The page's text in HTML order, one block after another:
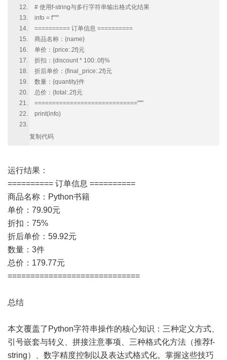
# 使用f-string与多行字符串输出格式化结果
info = f"""
========== 订单信息 ==========
商品名称：{name}
单价：{price:.2f}元
折扣：{discount * 100:.0f}%
折后单价：{final_price:.2f}元
数量：{quantity}件
总价：{total:.2f}元
============================="""
print(info)
复制代码
运行结果：
========== 订单信息 ==========
商品名称：Python书籍
单价：79.90元
折扣：75%
折后单价：59.92元
数量：3件
总价：179.77元
=============================
总结
本文覆盖了Python字符串操作的核心知识：三种定义方式、
引号嵌套与转义、拼接注意事项、三种格式化方法（推荐f-
string）、数字精度控制以及表达式格式化。掌握这些技巧